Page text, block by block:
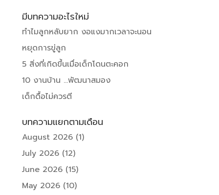
มีบทความอะไรใหม่
ทำไมลูกหลับยาก งอแงมากเวลาจะนอน
หยุดการขู่ลูก
5 สิ่งที่เกิดขึ้นเมื่อเด็กโดนตะคอก
10 งานบ้าน …พัฒนาสมอง
เด็กดื้อไม่ควรตี
บทความแยกตามเดือน
August 2026(1)
July 2026(12)
June 2026(15)
May 2026(10)